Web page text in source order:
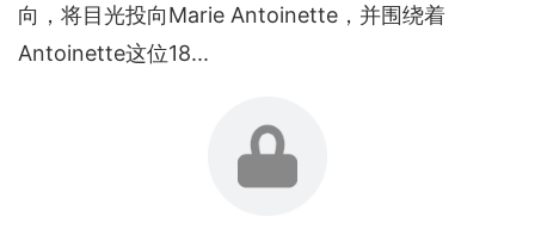
向，将目光投向Marie Antoinette，并围绕着
Antoinette这位18...